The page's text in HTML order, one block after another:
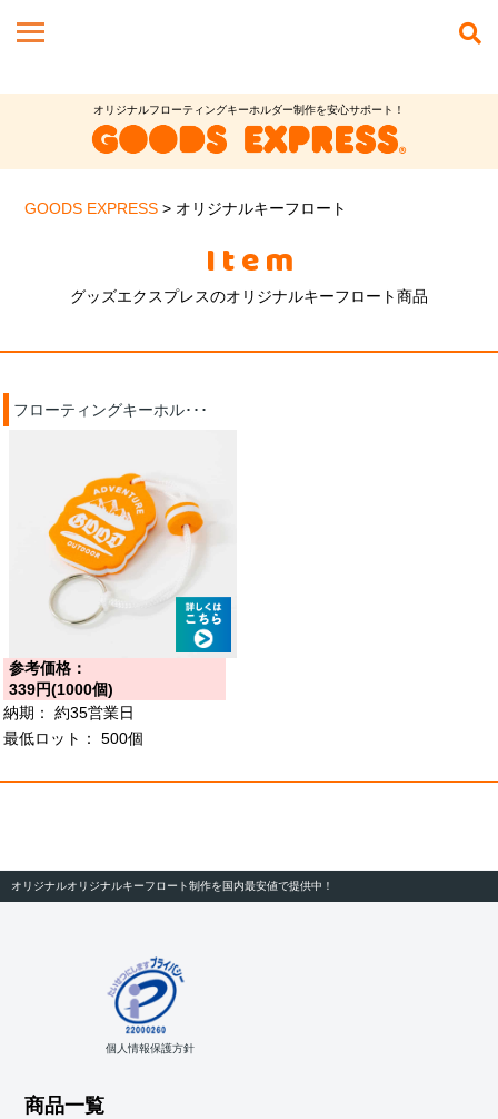
オリジナルフローティングキーホルダー制作を安心サポート！
GOODS EXPRESS > オリジナルキーフロート
Item
グッズエクスプレスのオリジナルキーフロート商品
フローティングキーホル･･･
参考価格：
339円(1000個)
納期：
約35営業日
最低ロット：
500個
オリジナルオリジナルキーフロート制作を国内最安値で提供中！
個人情報保護方針
商品一覧